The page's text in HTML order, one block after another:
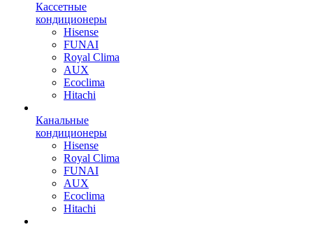
Кассетные
кондиционеры
Hisense
FUNAI
Royal Clima
AUX
Ecoclima
Hitachi
Канальные
кондиционеры
Hisense
Royal Clima
FUNAI
AUX
Ecoclima
Hitachi